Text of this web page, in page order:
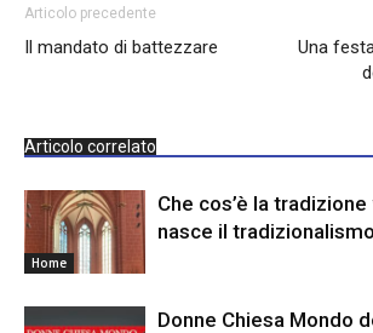
Articolo precedente
Il mandato di battezzare
Una
Articolo correlato
Home
Che cos’è la
nasce il tradizionalismo
Donne Chiesa Mondo